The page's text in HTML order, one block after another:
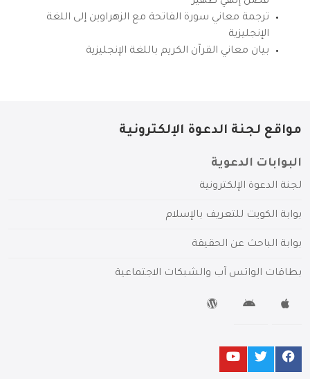
ترجمة معاني سورة الفاتحة مع الزهراوين إلى اللغة
الإنجليزية
بيان معاني القرآن الكريم باللغة الإنجليزية
مواقع لجنة الدعوة الإلكترونية
البوابات الدعوية
لجنة الدعوة الإلكترونية
بوابة الكويت للتعريف بالإسلام
بوابة الباحث عن الحقيقة
بطاقات الواتس آب والشبكات الاجتماعية